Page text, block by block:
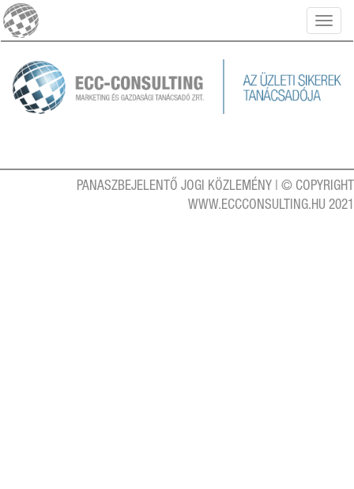
PANASZBEJELENTŐ JOGI KÖZLEMÉNY | © COPYRIGHT
WWW.ECCCONSULTING.HU 2021